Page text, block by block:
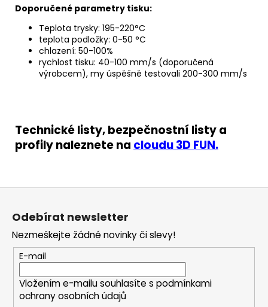
Doporučené parametry tisku:
Teplota trysky: 195-220°C
teplota podložky: 0-50 °C
chlazení: 50-100%
rychlost tisku: 40-100 mm/s (doporučená
výrobcem), my úspěšně testovali 200-300 mm/s
Technické listy, bezpečnostní listy a
profily naleznete nacloudu 3D FUN.
Odebírat newsletter
Nezmeškejte žádné novinky či slevy!
E-mail
Vložením e-mailu souhlasíte s podmínkami
ochrany osobních údajů